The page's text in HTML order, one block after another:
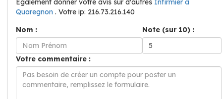
Également donner votre avis sur d'autres Infirmier à
Quaregnon . Votre ip: 216.73.216.140
Nom :
Note (sur 10) :
Votre commentaire :